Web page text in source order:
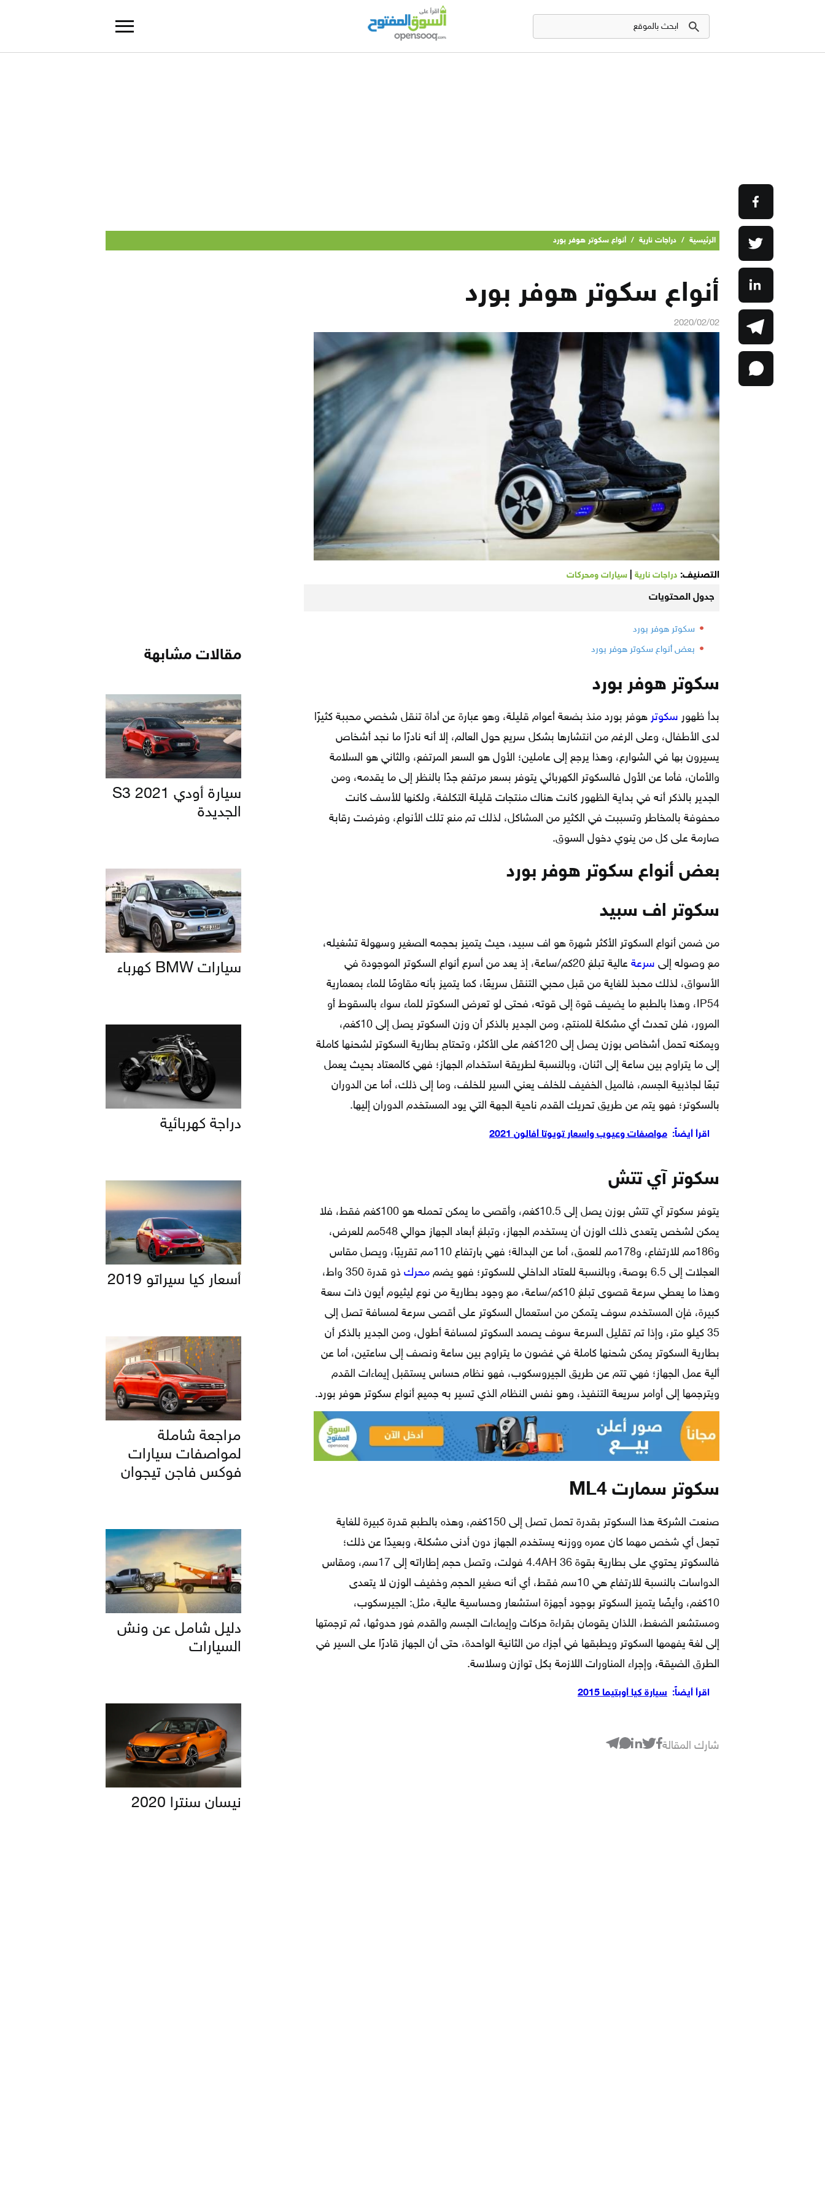
الرئيسية / دراجات نارية / أنواع سكوتر هوفر بورد
أنواع سكوتر هوفر بورد
2020/02/02
التصنيف: دراجات نارية سيارات ومحركات
جدول المحتويات
سكوتر هوفر بورد
بعض أنواع سكوتر هوفر بورد
سكوتر هوفر بورد
بدأ ظهور سكوتر هوفر بورد منذ بضعة أعوام قليلة، وهو عبارة عن أداة تنقل شخصي محببة كثيرًا
لدى الأطفال، وعلى الرغم من انتشارها بشكل سريع حول العالم، إلا أنه نادرًا ما نجد أشخاص
يسيرون بها في الشوارع، وهذا يرجع إلى عاملين؛ الأول هو السعر المرتفع، والثاني هو السلامة
والأمان، فأما عن الأول فالسكوتر الكهربائي يتوفر بسعر مرتفع جدًا بالنظر إلى ما يقدمه، ومن
الجدير بالذكر أنه في بداية الظهور كانت هناك منتجات قليلة التكلفة، ولكنها للأسف كانت
محفوفة بالمخاطر وتسببت في الكثير من المشاكل، لذلك تم منع تلك الأنواع، وفرضت رقابة
صارمة على كل من ينوي دخول السوق.
بعض أنواع سكوتر هوفر بورد
سكوتر اف سبيد
من ضمن أنواع السكوتر الأكثر شهرة هو اف سبيد، حيث يتميز بحجمه الصغير وسهولة تشغيله،
مع وصوله إلى سرعة
عالية تبلغ 20كم/ساعة، إذ يعد من أسرع أنواع السكوتر الموجودة في
الأسواق، لذلك محبذ للغاية من قبل محبي التنقل سريعًا، كما يتميز بأنه مقاومًا للماء بمعمارية
IP54، وهذا بالطبع ما يضيف قوة إلى قوته، فحتى لو تعرض السكوتر للماء سواء بالسقوط أو
المرور، فلن تحدث أي مشكلة للمنتج، ومن الجدير بالذكر أن وزن السكوتر يصل إلى 10كغم،
ويمكنه تحمل أشخاص بوزن يصل إلى 120كغم على الأكثر، وتحتاج بطارية السكوتر لشحنها كاملة
إلى ما يتراوح بين ساعة إلى اثنان، وبالنسبة لطريقة استخدام الجهاز؛ فهي كالمعتاد بحيث يعمل
تبعًا لجاذبية الجسم، فالميل الخفيف للخلف يعني السير للخلف، وما إلى ذلك، أما عن الدوران
بالسكوتر؛ فهو يتم عن طريق تحريك القدم ناحية الجهة التي يود المستخدم الدوران إليها.
اقرأ أيضاً: مواصفات وعيوب واسعار تويوتا أفالون 2021
سكوتر آي تتش
يتوفر سكوتر آي تتش بوزن يصل إلى 10.5كغم، وأقصى ما يمكن تحمله هو 100كغم فقط، فلا
يمكن لشخص يتعدى ذلك الوزن أن يستخدم الجهاز، وتبلغ أبعاد الجهاز حوالي 548مم للعرض،
و186مم للارتفاع، و178مم للعمق، أما عن البدالة؛ فهي بارتفاع 110مم تقريبًا، ويصل مقاس
العجلات إلى 6.5 بوصة، وبالنسبة للعتاد الداخلي للسكوتر؛ فهو يضم
محرك
ذو قدرة 350 واط،
وهذا ما يعطي سرعة قصوى تبلغ 10كم/ساعة، مع وجود بطارية من نوع ليثيوم أيون ذات سعة
كبيرة، فإن المستخدم سوف يتمكن من استعمال السكوتر على أقصى سرعة لمسافة تصل إلى
35 كيلو متر، وإذا تم تقليل السرعة سوف يصمد السكوتر لمسافة أطول، ومن الجدير بالذكر أن
بطارية السكوتر يمكن شحنها كاملة في غضون ما يتراوح بين ساعة ونصف إلى ساعتين، أما عن
ألية عمل الجهاز؛ فهي تتم عن طريق الجيروسكوب، فهو نظام حساس يستقبل إيماءات القدم
ويترجمها إلى أوامر سريعة التنفيذ، وهو نفس النظام الذي تسير به جميع أنواع سكوتر هوفر بورد.
سكوتر سمارت ML4
صنعت الشركة هذا السكوتر بقدرة تحمل تصل إلى 150كغم، وهذه بالطبع قدرة كبيرة للغاية
تجعل أي شخص مهما كان عمره ووزنه يستخدم الجهاز دون أدنى مشكلة، وبعيدًا عن ذلك؛
فالسكوتر يحتوي على بطارية بقوة 4.4AH 36 فولت، وتصل حجم إطاراته إلى 17سم، ومقاس
الدواسات بالنسبة للارتفاع هي 10سم فقط، أي أنه صغير الحجم وخفيف الوزن لا يتعدى
10كغم، وأيضًا يتميز السكوتر بوجود أجهزة استشعار وحساسية عالية، مثل: الجيرسكوب،
ومستشعر الضغط، اللذان يقومان بقراءة حركات وإيماءات الجسم والقدم فور حدوثها، ثم ترجمتها
إلى لغة يفهمها السكوتر ويطبقها في أجزاء من الثانية الواحدة، حتى أن الجهاز قادرًا على السير في
الطرق الضيقة، وإجراء المناورات اللازمة بكل توازن وسلاسة.
اقرأ أيضاً: سيارة كيا أوبتيما 2015
شارك المقالة
مقالات مشابهة
سيارة أودي S3 2021
الجديدة
سيارات BMW كهرباء
دراجة كهربائية
أسعار كيا سيراتو 2019
مراجعة شاملة
لمواصفات سيارات
فوكس فاجن تيجوان
دليل شامل عن ونش
السيارات
نيسان سنترا 2020